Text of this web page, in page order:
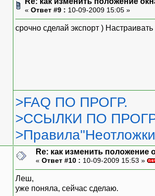
« Ответ #9 : 10-09-2009 15:05 »
срочно сделай экспорт )
>FAQ ПО ПРОГР.
>ССЫЛКИ ПО
Re: как изменить положение
« Ответ #10 : 10-09-2009 15:53 »
Леш,
уже поняла, сейчас сделаю.